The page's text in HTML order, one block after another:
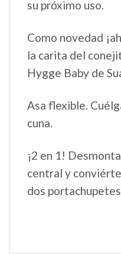
su próximo uso.
Como novedad
la carita del
Hygge Baby de
Asa flexible.
cuna.
¡2 en 1!
central y
dos